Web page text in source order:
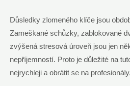
Důsledky zlomeného klíče jsou
Zameškané schůzky, zablokované
zvýšená stresová úroveň jsou jen
nepříjemností. Proto je důležité na
nejrychleji a obrátit se na